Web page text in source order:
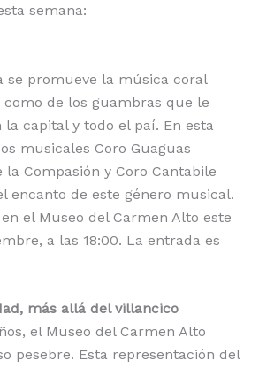
semana:
se promueve la música coral
de los guambras que le
la capital y todo el paí. En esta
musicales Coro Guaguas
la Compasión y Coro Cantabile
encanto de este género musical.
el Museo del Carmen Alto este
a las 18:00. La entrada es
más allá del villancico
el Museo del Carmen Alto
pesebre. Esta representación del